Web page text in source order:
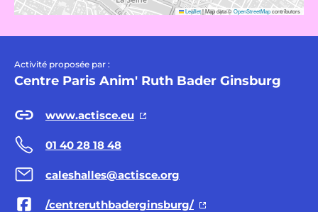
Leaflet|Map data ©OpenStreetMapcontributors
Activité proposée par :
Centre Paris Anim' Ruth Bader Ginsburg
www.actisce.eu
01 40 28 18 48
caleshalles@actisce.org
/centreruthbaderginsburg/